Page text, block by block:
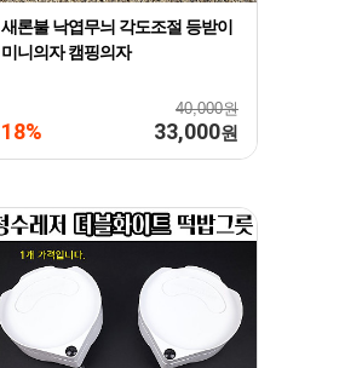
새론불 낙엽무늬 각도조절 등받이
미니의자 캠핑의자
40,000원
18% 33,000원